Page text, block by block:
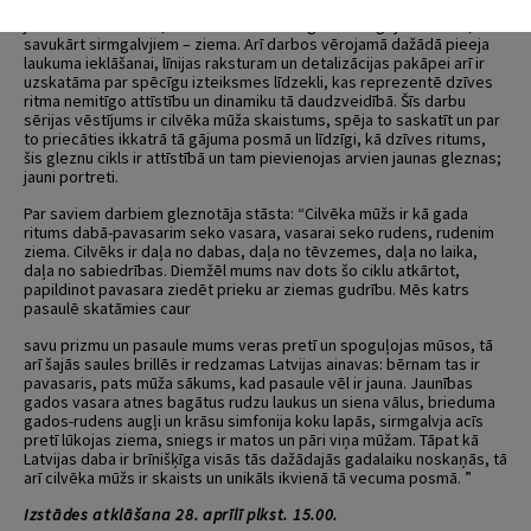
savukārt sirmgalvjiem – ziema. Arī darbos vērojamā dažādā pieeja
laukuma ieklāšanai, līnijas raksturam un detalizācijas pakāpei arī ir
uzskatāma par spēcīgu izteiksmes līdzekli, kas reprezentē dzīves
ritma nemitīgo attīstību un dinamiku tā daudzveidībā. Šīs darbu
sērijas vēstījums ir cilvēka mūža skaistums, spēja to saskatīt un par
to priecāties ikkatrā tā gājuma posmā un līdzīgi, kā dzīves ritums,
šis gleznu cikls ir attīstībā un tam pievienojas arvien jaunas gleznas;
jauni portreti.
Par saviem darbiem gleznotāja stāsta: “Cilvēka mūžs ir kā gada
ritums dabā-pavasarim seko vasara, vasarai seko rudens, rudenim
ziema. Cilvēks ir daļa no dabas, daļa no tēvzemes, daļa no laika,
daļa no sabiedrības. Diemžēl mums nav dots šo ciklu atkārtot,
papildinot pavasara ziedēt prieku ar ziemas gudrību. Mēs katrs
pasaulē skatāmies caur
savu prizmu un pasaule mums veras pretī un spoguļojas mūsos, tā
arī šajās saules brillēs ir redzamas Latvijas ainavas: bērnam tas ir
pavasaris, pats mūža sākums, kad pasaule vēl ir jauna. Jaunības
gados vasara atnes bagātus rudzu laukus un siena vālus, brieduma
gados-rudens augļi un krāsu simfonija koku lapās, sirmgalvja acīs
pretī lūkojas ziema, sniegs ir matos un pāri viņa mūžam. Tāpat kā
Latvijas daba ir brīnišķīga visās tās dažādajās gadalaiku noskaņās, tā
arī cilvēka mūžs ir skaists un unikāls ikvienā tā vecuma posmā. ”
Izstādes atklāšana 28. aprīlī plkst. 15.00.